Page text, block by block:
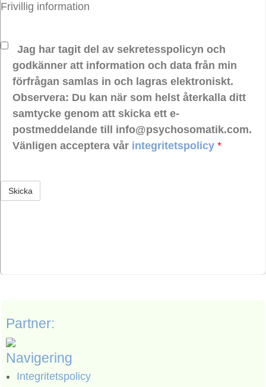
Frivillig information
Jag har tagit del av sekretesspolicyn och
godkänner att information och data från min
förfrågan samlas in och lagras elektroniskt.
Observera: Du kan när som helst återkalla ditt
samtycke genom att skicka ett e-
postmeddelande till info@psychosomatik.com.
Vänligen acceptera vår integritetspolicy *
Partner:
Navigering
Integritetspolicy